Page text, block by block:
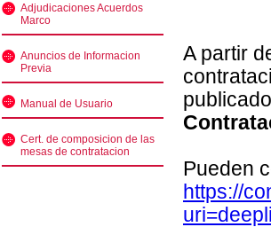
Adjudicaciones Acuerdos
Marco
Anuncios de Informacion
Previa
Manual de Usuario
Cert. de composicion de las
mesas de contratacion
A partir
Pueden
https://